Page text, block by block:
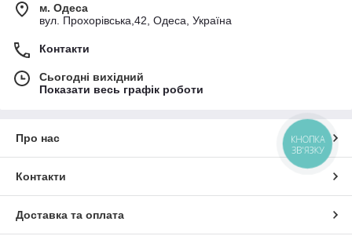
м. Одеса
вул. Прохорівська,42, Одеса, Україна
Контакти
Сьогодні вихідний
Показати весь графік роботи
Про нас
Контакти
Доставка та оплата
КНОПКА
ЗВ'ЯЗКУ